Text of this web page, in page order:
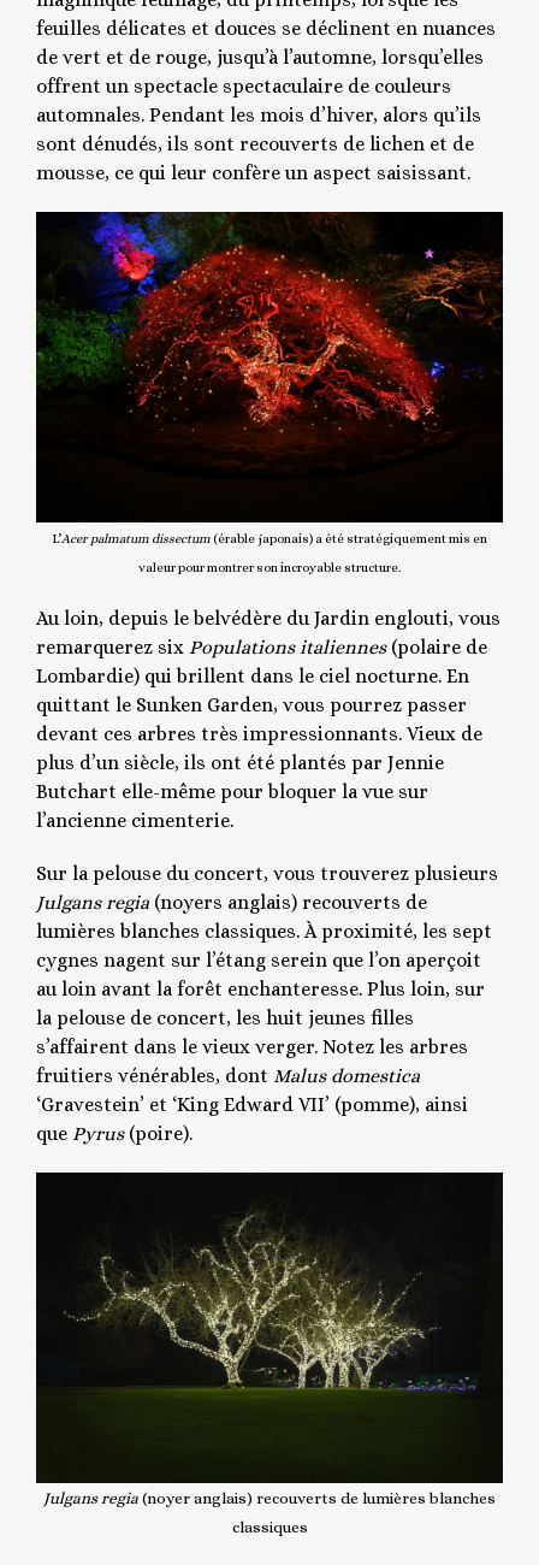
feuilles délicates et douces se déclinent en nuances
de vert et de rouge, jusqu’à l’automne, lorsqu’elles
offrent un spectacle spectaculaire de couleurs
automnales. Pendant les mois d’hiver, alors qu’ils
sont dénudés, ils sont recouverts de lichen et de
mousse, ce qui leur confère un aspect saisissant.
L’Acer palmatum dissectum (érable japonais) a été stratégiquement mis en
valeur pour montrer son incroyable structure.
Au loin, depuis le belvédère du Jardin englouti, vous
remarquerez six Populations italiennes(polaire de
Lombardie) qui brillent dans le ciel nocturne. En
quittant le Sunken Garden, vous pourrez passer
devant ces arbres très impressionnants. Vieux de
plus d’un siècle, ils ont été plantés par Jennie
Butchart elle-même pour bloquer la vue sur
l’ancienne cimenterie.
Sur la pelouse du concert, vous trouverez plusieurs
Julgans regia (noyers anglais) recouverts de
lumières blanches classiques. À proximité, les sept
cygnes nagent sur l’étang serein que l’on aperçoit
au loin avant la forêt enchanteresse. Plus loin, sur
la pelouse de concert, les huit jeunes filles
s’affairent dans le vieux verger. Notez les arbres
fruitiers vénérables, dont Malus domestica
‘Gravestein’ et ‘King Edward VII’ (pomme), ainsi
que Pyrus(poire).
Julgans regia (noyer anglais) recouverts de lumières blanches
classiques